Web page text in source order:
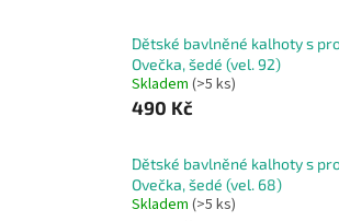
Dětské bavlněné kalhoty s
Ovečka, šedé (vel. 92)
Skladem (>5 ks)
490 Kč
Dětské bavlněné kalhoty s
Ovečka, šedé (vel. 68)
Skladem (>5 ks)